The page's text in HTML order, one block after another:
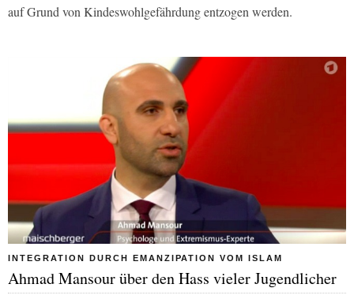
auf Grund von Kindeswohlgefährdung entzogen werden.
INTEGRATION DURCH EMANZIPATION VOM ISLAM
Ahmad Mansour über den Hass vieler Jugendlicher